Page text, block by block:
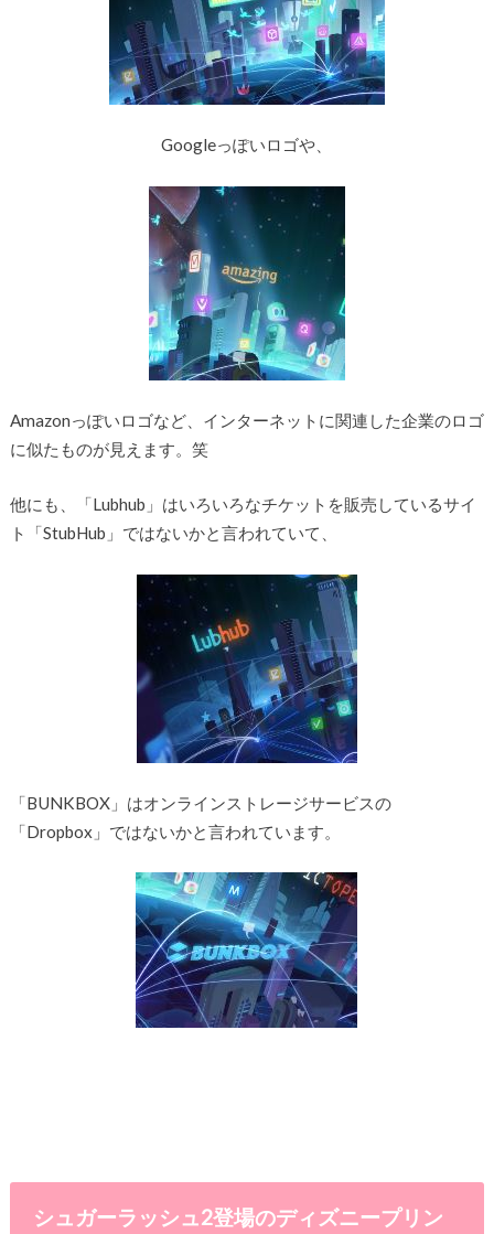
Googleっぽいロゴや、
Amazonっぽいロゴなど、インターネットに関連した企業のロゴ
に似たものが見えます。笑
他にも、「Lubhub」はいろいろなチケットを販売しているサイ
ト「StubHub」ではないかと言われていて、
「BUNKBOX」はオンラインストレージサービスの
「Dropbox」ではないかと言われています。
シュガーラッシュ2登場のディズニープリン